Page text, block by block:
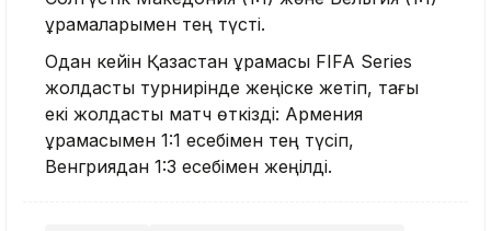
құрамаларымен тең түсті.
Одан кейін Қазақстан құрамасы FIFA Series
жолдастық турнирінде жеңіске жетіп, тағы
екі жолдастық матч өткізді: Армения
құрамасымен 1:1 есебімен тең түсіп,
Венгриядан 1:3 есебімен жеңілді.